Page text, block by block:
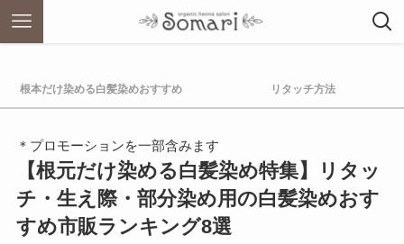
根本だけ染める白髪染めおすすめ リタッチ方法
＊プロモーションを一部含みます
【根元だけ染める白髪染め特集】リタッ
チ・生え際・部分染め用の白髪染めおす
すめ市販ランキング8選